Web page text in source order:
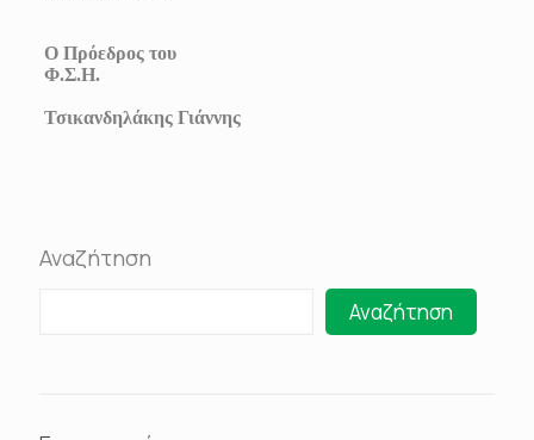
Ο Πρόεδρος του
Φ.Σ.Η.
Τσικανδηλάκης Γιάννης
Αναζήτηση
Αναζήτηση